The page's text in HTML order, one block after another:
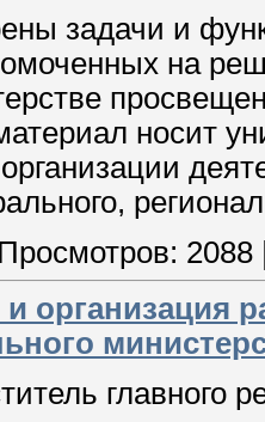
задачи и
на
носит
Просмотров: 2088
организация
главного